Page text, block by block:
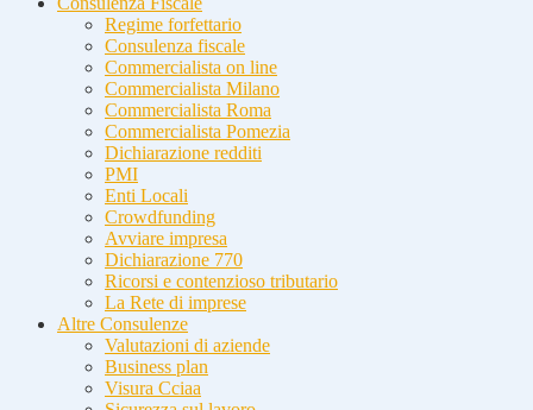
Regime forfettario
Consulenza fiscale
Commercialista on line
Commercialista Milano
Commercialista Roma
Commercialista Pomezia
Dichiarazione redditi
PMI
Enti Locali
Crowdfunding
Avviare impresa
Dichiarazione 770
Ricorsi e contenzioso tributario
La Rete di imprese
Altre Consulenze
Valutazioni di aziende
Business plan
Visura Cciaa